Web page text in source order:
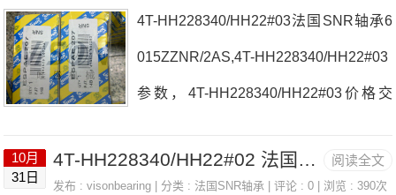
0/HH22#05采购 热销型号推荐：4T-H
H228340/HH22#05，&nb
4T-HH228340/HH22#03法国SNR轴承6
015ZZNR/2AS,4T-HH228340/HH22#03
参数，4T-HH228340/HH22#03价格交
40/HH22#03厂家NJ308EG1C37013.H
阅读全文
10月
31日
4T-HH228340/HH22#02 法国SNR轴承 F218N
发布 :visonbearing | 分类 :法国SNR轴承 | 评论 : 0 | 浏览 : 390次